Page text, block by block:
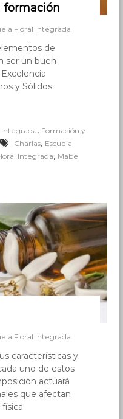
formación
Floral Integrada
de
ser un buen
y Sólidos
Integrada, Formación y
Charlas, Escuela
Integrada, Mabel
Floral Integrada
características y
uno de estos
actuará
que afectan